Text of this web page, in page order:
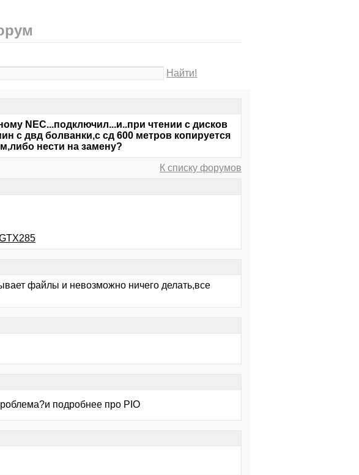
Найти!
NEC...подключил...и..при чтении с дисков
с двд болванки,с сд 600 метров копируется
нести на замену?
К списку форумов
файлы и невозможно ничего делать,все
подробнее про PIO